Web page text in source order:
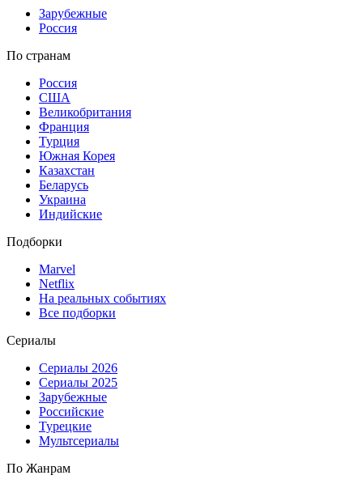
Зарубежные
Россия
По странам
Россия
США
Великобритания
Франция
Турция
Южная Корея
Казахстан
Беларусь
Украина
Индийские
Подборки
Marvel
Netflix
На реальных событиях
Все подборки
Сериалы
Сериалы 2026
Сериалы 2025
Зарубежные
Российские
Турецкие
Мультсериалы
По Жанрам